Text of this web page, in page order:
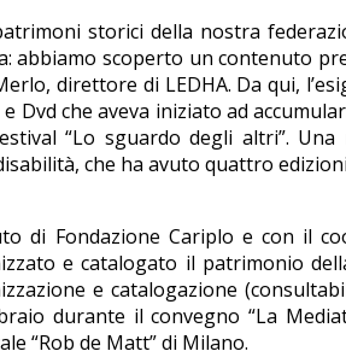
storici della nostra
abbiamo scoperto un contenuto
direttore di LEDHA. Da qui,
Dvd che aveva iniziato ad
“Lo sguardo degli altri”. Una
che ha avuto quattro
di Fondazione Cariplo e con il
e catalogato il patrimonio
e catalogazione
durante il convegno “La
“Rob de Matt” di Milano.